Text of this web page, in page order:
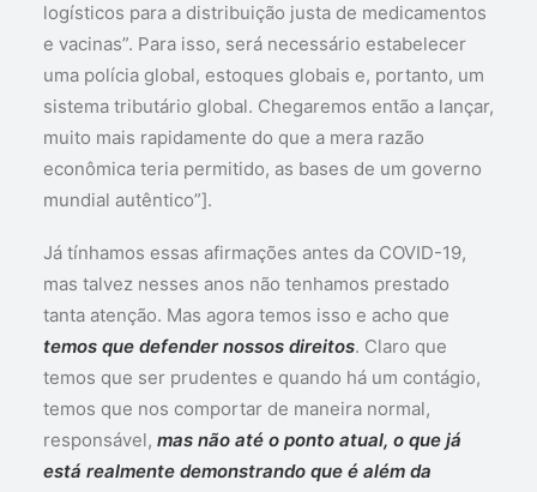
logísticos para a distribuição justa de medicamentos
e vacinas”. Para isso, será necessário estabelecer
uma polícia global, estoques globais e, portanto, um
sistema tributário global. Chegaremos então a lançar,
muito mais rapidamente do que a mera razão
econômica teria permitido, as bases de um governo
mundial autêntico”].
Já tínhamos essas afirmações antes da COVID-19,
mas talvez nesses anos não tenhamos prestado
tanta atenção. Mas agora temos isso e acho que
temos que defender nossos direitos. Claro que
temos que ser prudentes e quando há um contágio,
temos que nos comportar de maneira normal,
responsável, mas não até o ponto atual, o que já
está realmente demonstrando que é além da